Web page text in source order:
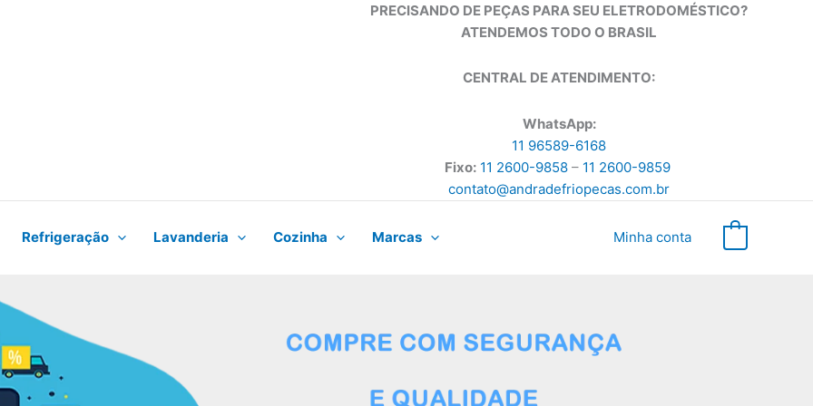
PRECISANDO DE PEÇAS PARA SEU ELETRODOMÉSTICO?
ATENDEMOS TODO O BRASIL
CENTRAL DE ATENDIMENTO:
WhatsApp:
11 96589-6168
Fixo: 11 2600-9858– 11 2600-9859
contato@andradefriopecas.com.br
Refrigeração Lavanderia Cozinha Marcas Minha conta